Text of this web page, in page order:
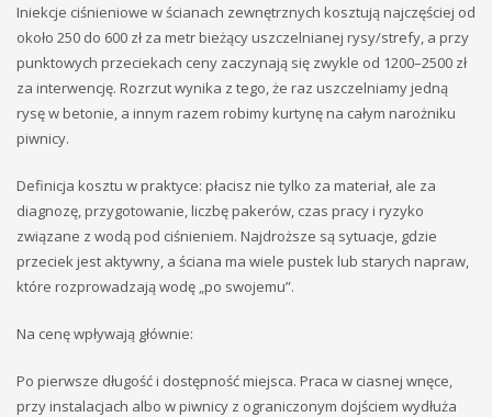
Iniekcje ciśnieniowe w ścianach zewnętrznych kosztują najczęściej od
około 250 do 600 zł za metr bieżący uszczelnianej rysy/strefy, a przy
punktowych przeciekach ceny zaczynają się zwykle od 1200–2500 zł
za interwencję. Rozrzut wynika z tego, że raz uszczelniamy jedną
rysę w betonie, a innym razem robimy kurtynę na całym narożniku
piwnicy.
Definicja kosztu w praktyce: płacisz nie tylko za materiał, ale za
diagnozę, przygotowanie, liczbę pakerów, czas pracy i ryzyko
związane z wodą pod ciśnieniem. Najdroższe są sytuacje, gdzie
przeciek jest aktywny, a ściana ma wiele pustek lub starych napraw,
które rozprowadzają wodę „po swojemu”.
Na cenę wpływają głównie:
Po pierwsze długość i dostępność miejsca. Praca w ciasnej wnęce,
przy instalacjach albo w piwnicy z ograniczonym dojściem wydłuża